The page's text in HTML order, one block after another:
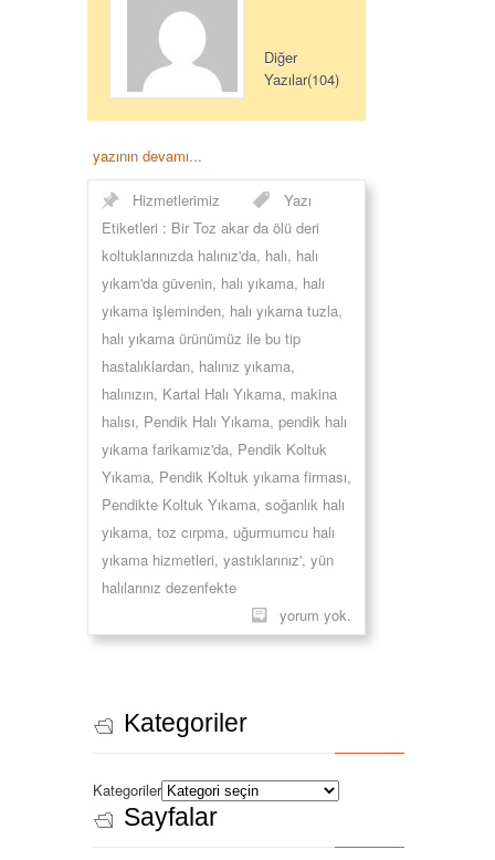
Diğer
Yazılar(104)
yazının devamı...
Hizmetlerimiz
Yazı
Etiketleri : Bir Toz akar da ölü deri
koltuklarınızda halınız'da, halı, halı
yıkam'da güvenin, halı yıkama, halı
yıkama işleminden, halı yıkama tuzla,
halı yıkama ürünümüz ile bu tip
hastalıklardan, halınız yıkama,
halınızın, Kartal Halı Yıkama, makina
halısı, Pendik Halı Yıkama, pendik halı
yıkama farikamız'da, Pendik Koltuk
Yıkama, Pendik Koltuk yıkama firması,
Pendikte Koltuk Yıkama, soğanlık halı
yıkama, toz cırpma, uğurmumcu halı
yıkama hizmetleri, yastıklarınız', yün
halılarınız dezenfekte
yorum yok.
Kategoriler
Kategoriler
Sayfalar